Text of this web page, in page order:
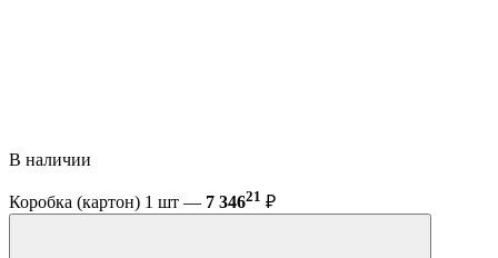
В наличии
Коробка (картон) 1 шт — 7 34621 ₽